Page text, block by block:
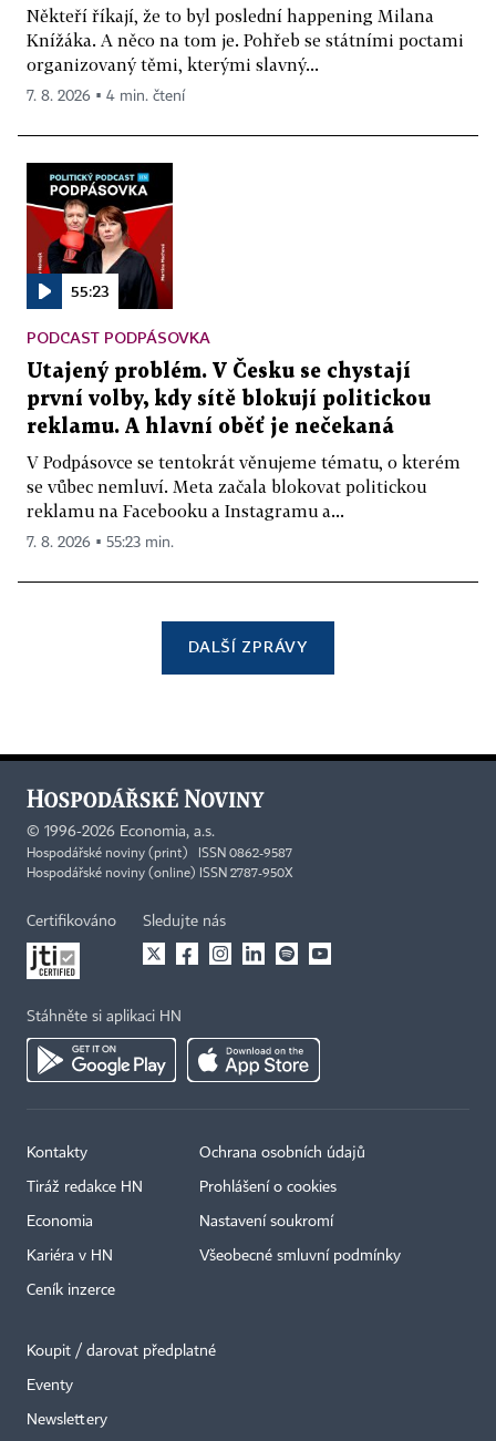
Někteří říkají, že to byl poslední happening Milana
Knížáka. A něco na tom je. Pohřeb se státními poctami
organizovaný těmi, kterými slavný...
7. 8. 2026 ▪ 4 min. čtení
55:23
PODCAST PODPÁSOVKA
Utajený problém. V Česku se chystají
první volby, kdy sítě blokují politickou
reklamu. A hlavní oběť je nečekaná
V Podpásovce se tentokrát věnujeme tématu, o kterém
se vůbec nemluví. Meta začala blokovat politickou
reklamu na Facebooku a Instagramu a...
7. 8. 2026 ▪ 55:23 min.
DALŠÍ ZPRÁVY
© 1996-2026 Economia, a.s.
Hospodářské noviny (print) ISSN 0862-9587
Hospodářské noviny (online) ISSN 2787-950X
Certifikováno Sledujte nás
Stáhněte si aplikaci HN
Kontakty
Tiráž redakce HN
Economia
Kariéra v HN
Ceník inzerce
Ochrana osobních údajů
Prohlášení o cookies
Nastavení soukromí
Všeobecné smluvní podmínky
Koupit / darovat předplatné
Eventy
Newslettery